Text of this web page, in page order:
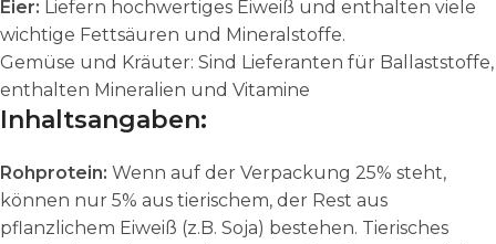
Eier: Liefern hochwertiges Eiweiß und enthalten viele
wichtige Fettsäuren und Mineralstoffe.
Gemüse und Kräuter: Sind Lieferanten für Ballaststoffe,
enthalten Mineralien und Vitamine
Inhaltsangaben:
Rohprotein: Wenn auf der Verpackung 25% steht,
können nur 5% aus tierischem, der Rest aus
pflanzlichem Eiweiß (z.B. Soja) bestehen. Tierisches